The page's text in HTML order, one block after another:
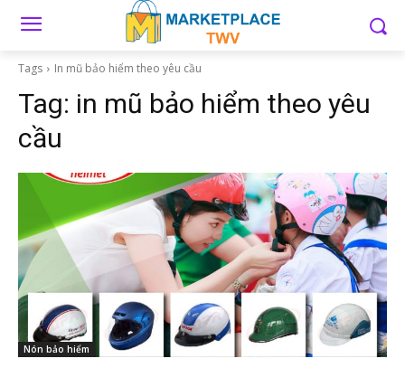
Tags In mũ bảo hiểm theo yêu cầu
Tag: in mũ bảo hiểm theo yêu
cầu
Nón bảo hiểm